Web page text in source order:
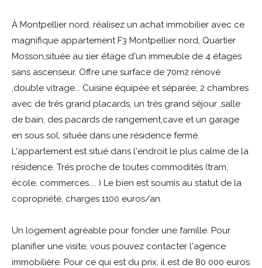
À Montpellier nord, réalisez un achat immobilier avec ce
magnifique appartement F3 Montpellier nord, Quartier
Mosson,située au 1ier étage d'un immeuble de 4 étages
sans ascenseur. Offre une surface de 70m2 rénové
,double vitrage... Cuisine équipée et séparée, 2 chambres
avec de trés grand placards, un trés grand séjour ,salle
de bain, des pacards de rangement,cave et un garage
en sous sol, située dans une résidence fermé.
L'appartement est situé dans l'endroit le plus calme de la
résidence. Trés proche de toutes commodités (tram,
école, commerces.... ) Le bien est soumis au statut de la
copropriété, charges 1100 euros/an.
Un logement agréable pour fonder une famille. Pour
planifier une visite, vous pouvez contacter l'agence
immobilière. Pour ce qui est du prix, il est de 80 000 euros